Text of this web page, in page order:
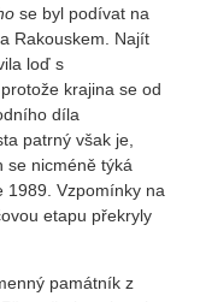
se byl podívat na
Rakouskem. Najít
loď s
krajina se od
díla
patrný však je,
se nicméně týká
1989. Vzpomínky na
etapu překryly
památník z